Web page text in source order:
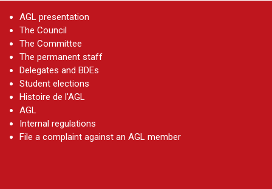
AGL presentation
The Council
The Committee
The permanent staff
Delegates and BDEs​
Student elections
Histoire de l'AGL
AGL
Internal regulations
File a complaint against an AGL member